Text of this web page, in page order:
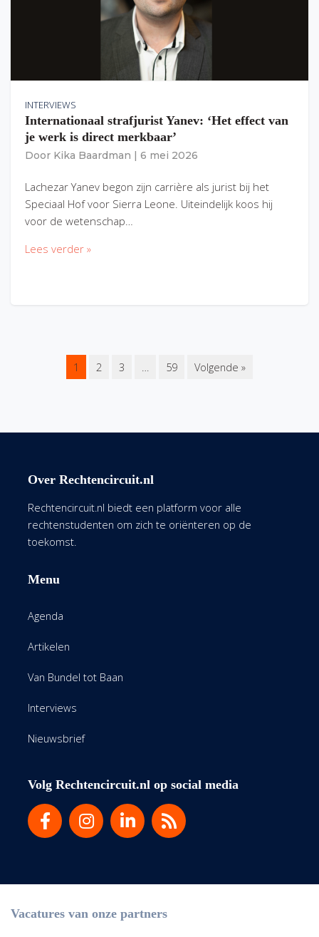
INTERVIEWS
Internationaal strafjurist Yanev: ‘Het effect van
je werk is direct merkbaar’
Door Kika Baardman 6 mei 2026
Lachezar Yanev begon zijn carrière als jurist bij het
Speciaal Hof voor Sierra Leone. Uiteindelijk koos hij
voor de wetenschap…
Lees verder »
1 2 3 … 59 Volgende »
Over Rechtencircuit.nl
Rechtencircuit.nl biedt een platform voor alle
rechtenstudenten om zich te oriënteren op de
toekomst.
Menu
Agenda
Artikelen
Van Bundel tot Baan
Interviews
Nieuwsbrief
Volg Rechtencircuit.nl op social media
Vacatures van onze partners